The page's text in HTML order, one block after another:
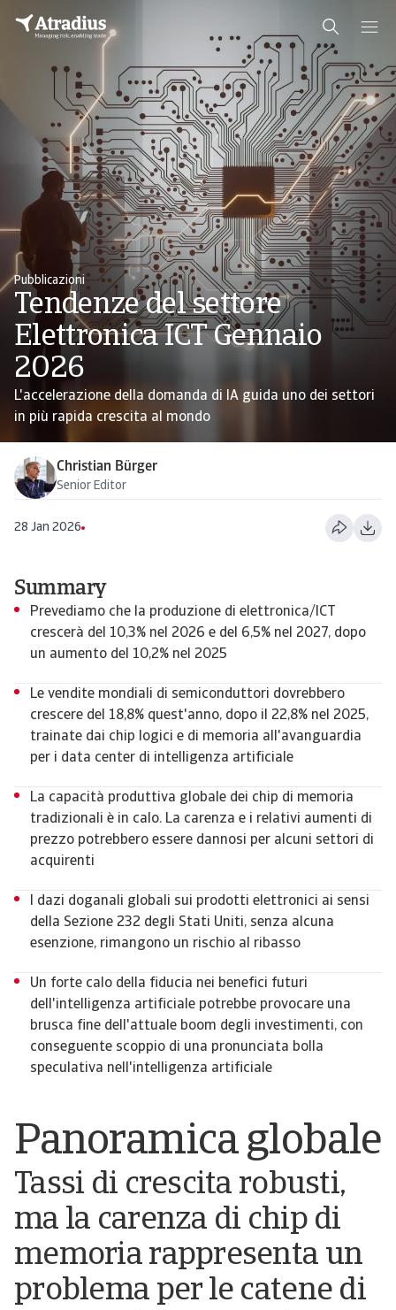
Pubblicazioni
Tendenze del settore
Elettronica ICT Gennaio
2026
L'accelerazione della domanda di IA guida uno dei settori
in più rapida crescita al mondo
Christian Bürger
Senior Editor
28 Jan 2026
Panoramica globale
Tassi di crescita robusti,
ma la carenza di chip di
memoria rappresenta un
problema per le catene di
Summary
Prevediamo che la produzione di elettronica/ICT
crescerà del 10,3% nel 2026 e del 6,5% nel 2027, dopo
un aumento del 10,2% nel 2025
Le vendite mondiali di semiconduttori dovrebbero
crescere del 18,8% quest'anno, dopo il 22,8% nel 2025,
trainate dai chip logici e di memoria all'avanguardia
per i data center di intelligenza artificiale
La capacità produttiva globale dei chip di memoria
tradizionali è in calo. La carenza e i relativi aumenti di
prezzo potrebbero essere dannosi per alcuni settori di
acquirenti
I dazi doganali globali sui prodotti elettronici ai sensi
della Sezione 232 degli Stati Uniti, senza alcuna
esenzione, rimangono un rischio al ribasso
Un forte calo della fiducia nei benefici futuri
dell'intelligenza artificiale potrebbe provocare una
brusca fine dell'attuale boom degli investimenti, con
conseguente scoppio di una pronunciata bolla
speculativa nell'intelligenza artificiale